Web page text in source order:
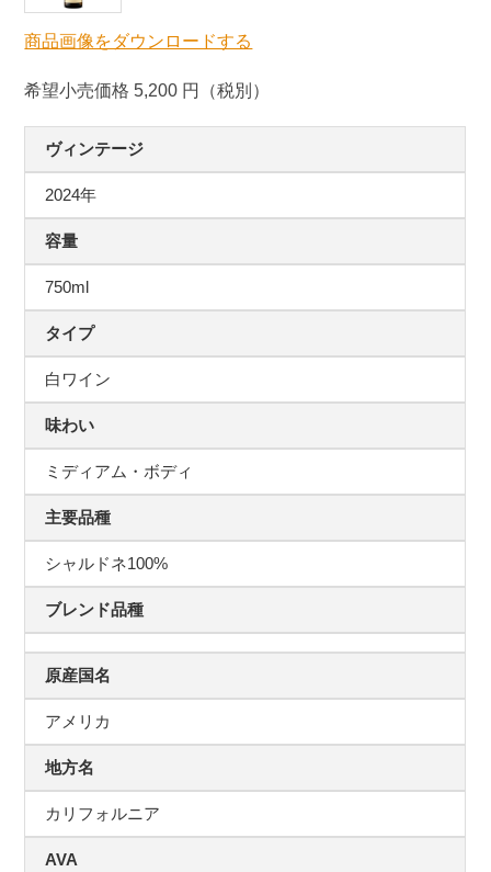
商品画像をダウンロードする
希望小売価格 5,200 円（税別）
ヴィンテージ
2024年
容量
750ml
タイプ
白ワイン
味わい
ミディアム・ボディ
主要品種
シャルドネ100%
ブレンド品種
原産国名
アメリカ
地方名
カリフォルニア
AVA